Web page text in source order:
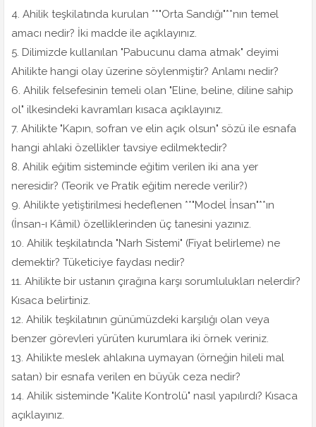
4. Ahilik teşkilatında kurulan **"Orta Sandığı"**nın temel
amacı nedir? İki madde ile açıklayınız.
5. Dilimizde kullanılan "Pabucunu dama atmak" deyimi
Ahilikte hangi olay üzerine söylenmiştir? Anlamı nedir?
6. Ahilik felsefesinin temeli olan "Eline, beline, diline sahip
ol" ilkesindeki kavramları kısaca açıklayınız.
7. Ahilikte "Kapın, sofran ve elin açık olsun" sözü ile esnafa
hangi ahlaki özellikler tavsiye edilmektedir?
8. Ahilik eğitim sisteminde eğitim verilen iki ana yer
neresidir? (Teorik ve Pratik eğitim nerede verilir?)
9. Ahilikte yetiştirilmesi hedeflenen **"Model İnsan"**ın
(İnsan-ı Kâmil) özelliklerinden üç tanesini yazınız.
10. Ahilik teşkilatında "Narh Sistemi" (Fiyat belirleme) ne
demektir? Tüketiciye faydası nedir?
11. Ahilikte bir ustanın çırağına karşı sorumlulukları nelerdir?
Kısaca belirtiniz.
12. Ahilik teşkilatının günümüzdeki karşılığı olan veya
benzer görevleri yürüten kurumlara iki örnek veriniz.
13. Ahilikte meslek ahlakına uymayan (örneğin hileli mal
satan) bir esnafa verilen en büyük ceza nedir?
14. Ahilik sisteminde "Kalite Kontrolü" nasıl yapılırdı? Kısaca
açıklayınız.